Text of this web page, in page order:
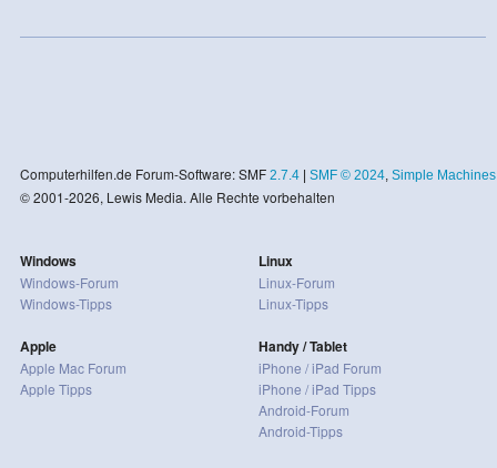
Computerhilfen.de Forum-Software: SMF 2.7.4| SMF © 2024, Simple Machines
© 2001-2026, Lewis Media. Alle Rechte vorbehalten
Windows
Windows-Forum
Windows-Tipps
Apple
Apple Mac Forum
Apple Tipps
Linux
Linux-Forum
Linux-Tipps
Handy / Tablet
iPhone / iPad Forum
iPhone / iPad Tipps
Android-Forum
Android-Tipps